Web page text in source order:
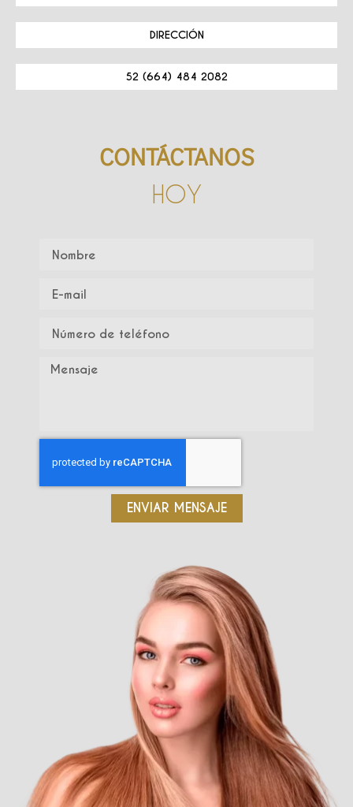
DIRECCIÓN
52 (664) 484 2082
CONTÁCTANOS
HOY
ENVIAR MENSAJE